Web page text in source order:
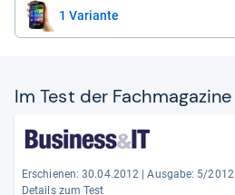
1 Variante
Im Test der Fach­ma­ga­zine
Erschienen: 30.04.2012
Ausgabe: 5/2012
Details zum Test